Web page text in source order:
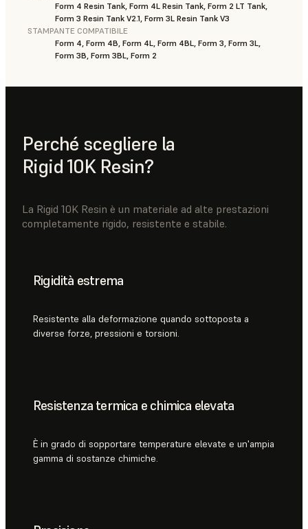
Form 4 Resin Tank, Form 4L Resin Tank, Form 2 LT Tank,
Form 3 Resin Tank V2.1, Form 3L Resin Tank V3
STAMPANTE COMPATIBILE
Form 4, Form 4B, Form 4L, Form 4BL, Form 3, Form 3L,
Form 3B, Form 3BL, Form 2
Perché scegliere la
Rigid 10K Resin?
La Rigid 10K Resin è un materiale ad alte prestazioni
completamente rigido, resistente e stabile.
Rigidità estrema
Resistente alla deformazione quando sottoposta a
diverse forze, pressioni e torsioni.
Resistenza termica e chimica elevata
È in grado di sopportare temperature elevate e un'ampia
gamma di sostanze chimiche.